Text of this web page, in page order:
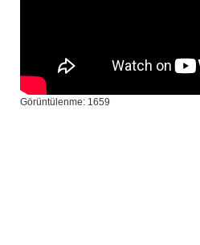
Görüntülenme: 1659